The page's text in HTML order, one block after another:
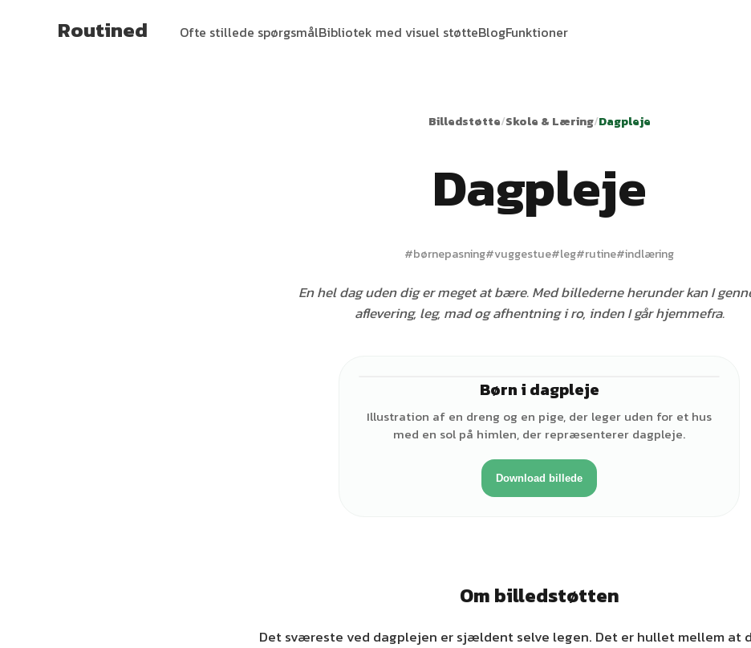
Routined Ofte stillede spørgsmålBibliotek med visuel støtteBlogFunktioner
Billedstøtte/Skole & Læring/Dagpleje
Dagpleje
#børnepasning#vuggestue#leg#rutine#indlæring
En hel dag uden dig er meget at bære. Med billederne herunder kan I
aflevering, leg, mad og afhentning i ro, inden I går hjemmefra.
Børn i dagpleje
Illustration af en dreng og en pige, der leger uden for et hus
med en sol på himlen, der repræsenterer dagpleje.
Download billede
Om billedstøtten
Det sværeste ved dagplejen er sjældent selve legen. Det er hullet mellem at